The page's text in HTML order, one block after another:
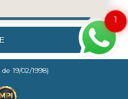
19/02/1998)
1